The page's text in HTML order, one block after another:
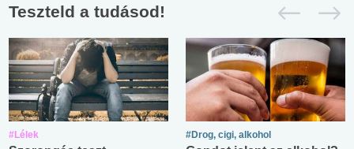
Teszteld a tudásod!
#Lélek #Drog, cigi, alkohol